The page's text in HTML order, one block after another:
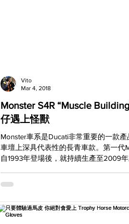
Monster S4R “Muscle
仔遇上怪獸
Monster車系是Ducati非常重要的一款產
車壇上深具代表性的長青車款。第一代
自1993年登場後，就持續生產至2009年
Vito
Mar 4, 2018